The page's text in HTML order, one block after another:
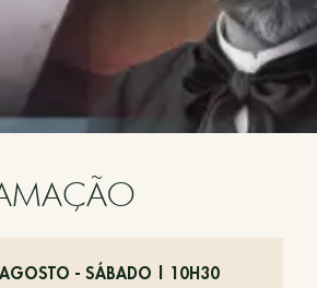
- SÁBADO | 10H30